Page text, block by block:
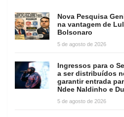
Nova Pesquisa
na vantagem de
Bolsonaro
5 de agosto de 2026
Ingressos para o
a ser distribuídos
garantir entrada
Ndee Naldinho e
5 de agosto de 2026